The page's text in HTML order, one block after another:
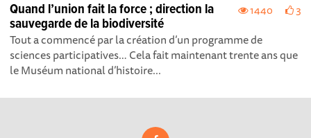
1440 3
Quand l’union fait la force ; direction la
sauvegarde de la biodiversité
Tout a commencé par la création d’un programme de
sciences participatives… Cela fait maintenant trente ans que
le Muséum national d’histoire...